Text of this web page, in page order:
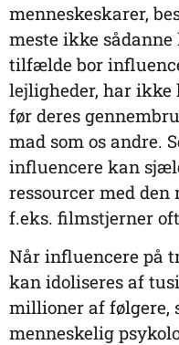
menneskeskarer,
meste ikke
tilfælde bor
lejligheder, har
før deres
mad som os andre.
influencere kan
ressourcer med den
f.eks. filmstjerner
Når influencere på
kan idoliseres af
millioner af følgere,
menneskelig